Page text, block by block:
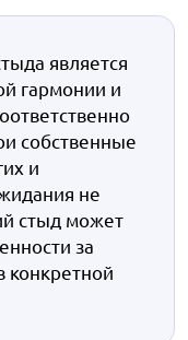
является
гармонии и
собственные
и
не
стыд может
за
конкретной